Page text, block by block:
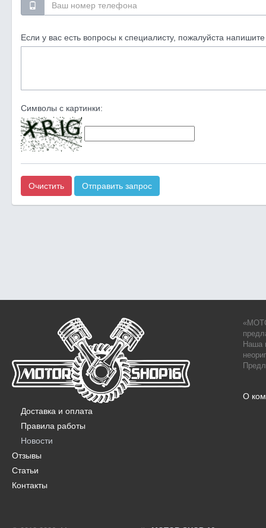
Если у вас есть вопросы к специалисту, пожалуйста напишите
Символы с картинки:
Очистить Отправить запрос
Наша
О
Доставка и оплата
Правила работы
Новости
Отзывы
Статьи
Контакты